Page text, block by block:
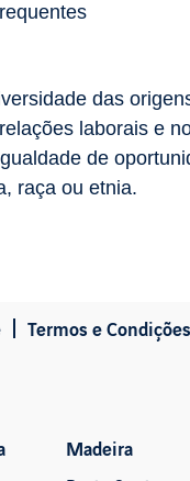
das
laborais e
de
raça ou etnia.
Termos e Condições
Madeira